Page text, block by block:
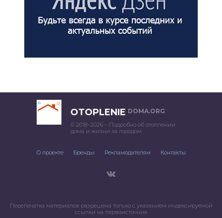
OTOPLENIE DOMA.ORG
© 2018–2026 – Подробно об отоплении
дома и жизни за городом
О проекте Бренды Рекламодателям Контакты
Перепечатка материалов разрешена только с указанием индексируемой
ссылки на первоисточник